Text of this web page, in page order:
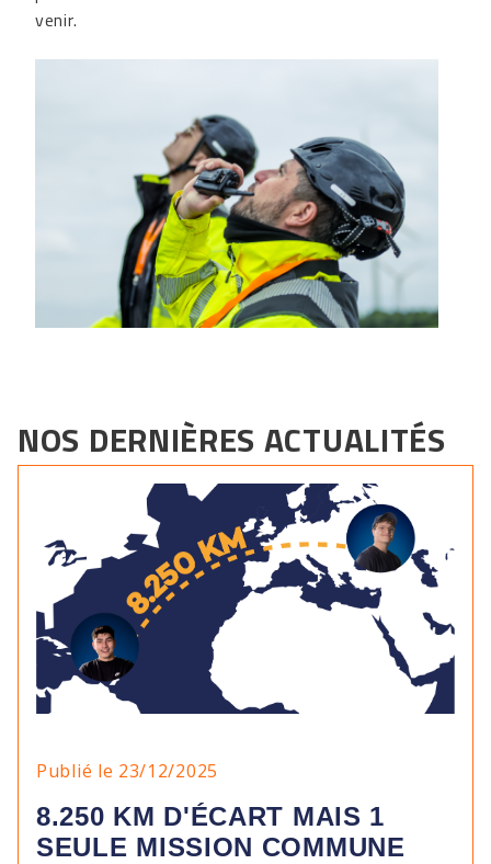
venir.
NOS DERNIÈRES ACTUALITÉS
Publié le 23/12/2025
8.250 KM D'ÉCART MAIS 1
SEULE MISSION COMMUNE